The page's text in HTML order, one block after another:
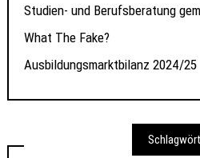
Studien- und Berufsberatung
What The Fake?
Ausbildungsmarktbilanz 2024/25